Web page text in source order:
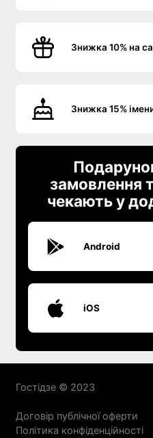
Знижка 10% на
Знижка 15%
замовлення
чекають у
Android
iOS
Гостідзе © 2023
Договір публічної оферти
Політика конфіденційності